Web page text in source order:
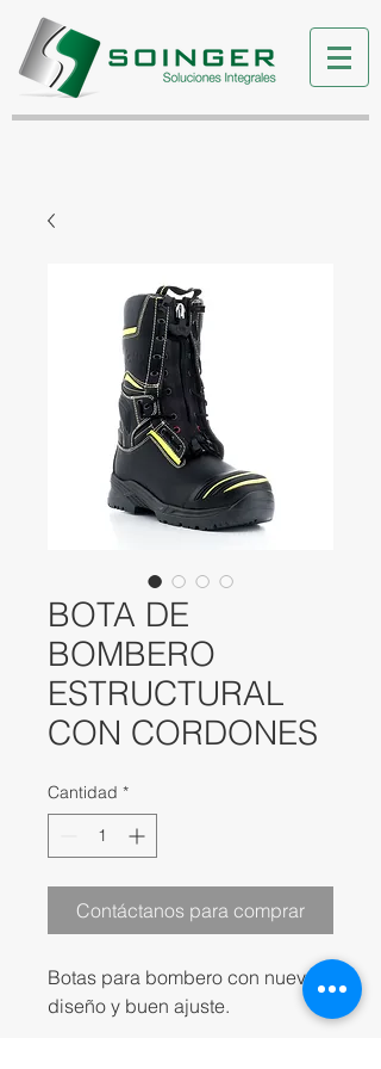
BOTA DE
BOMBERO
ESTRUCTURAL
CON CORDONES
Cantidad *
Contáctanos para comprar
Botas para bombero con nuevo
diseño y buen ajuste.